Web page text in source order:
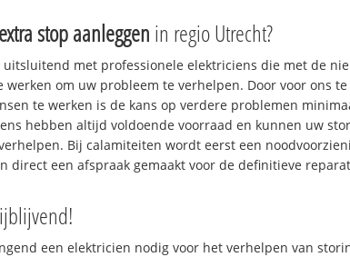
extra stop aanleggen in regio Utrecht?
uitsluitend met professionele elektriciens die met de
werken om uw probleem te verhelpen. Door voor ons te
te werken is de kans op verdere problemen
hebben altijd voldoende voorraad en kunnen uw
Bij calamiteiten wordt eerst een
direct een afspraak gemaakt voor de definitieve
een elektricien nodig voor het verhelpen van